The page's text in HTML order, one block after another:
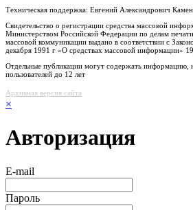
Техническая поддержка: Евгений Александрович
Свидетельство о регистрации средства массовой
Министерством Российской Федерации по делам
массовой коммуникации выдано в соответствии с
декабря 1991 г «О средствах массовой информации»
Отдельные публикации могут содержать информацию,
пользователей до 12 лет
Архивная версия сайта
×
Авторизация
E-mail
Пароль